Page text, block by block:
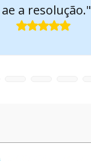
a resolução."